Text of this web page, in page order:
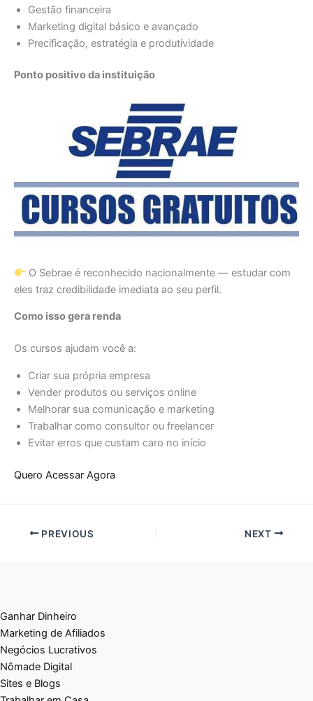
Gestão financeira
Marketing digital básico e avançado
Precificação, estratégia e produtividade
Ponto positivo da instituição
O Sebrae é reconhecido nacionalmente — estudar com
eles traz credibilidade imediata ao seu perfil.
Como isso gera renda
Os cursos ajudam você a:
Criar sua própria empresa
Vender produtos ou serviços online
Melhorar sua comunicação e marketing
Trabalhar como consultor ou freelancer
Evitar erros que custam caro no início
Quero Acessar Agora
PREVIOUS NEXT
Ganhar Dinheiro
Marketing de Afiliados
Negócios Lucrativos
Nômade Digital
Sites e Blogs